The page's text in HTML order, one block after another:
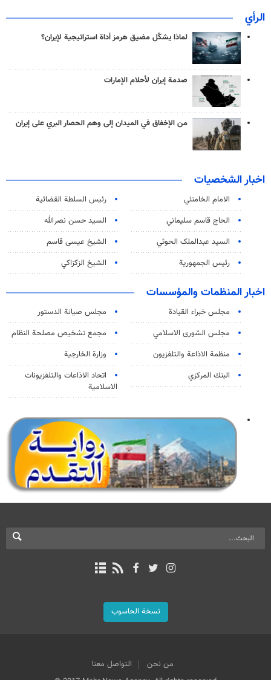
الرأي
لماذا يشكّل مضيق هرمز أداة استراتيجية لإيران؟
صدمة إيران لأحلام الإمارات
من الإخفاق في الميدان إلى وهم الحصار البري على إيران
اخبار الشخصيات
الامام الخامنئي
رئیس السلطة القضائیة
الحاج قاسم سليماني
السيد حسن نصرالله
السید عبدالملک الحوثي
الشيخ عيسى قاسم
رئيس الجمهورية
الشيخ الزكزاكي
اخبار المنظمات والمؤسسات
مجلس خبراء القيادة
مجلس صيانة الدستور
مجلس الشورى الاسلامي
مجمع تشخيص مصلحة النظام
منظمة الاذاعة والتلفزیون
وزارة الخارجية
البنك المركزي
اتحاد الاذاعات والتلفزيونات
الاسلامية
نسخة الحاسوب
من نحن
التواصل معنا